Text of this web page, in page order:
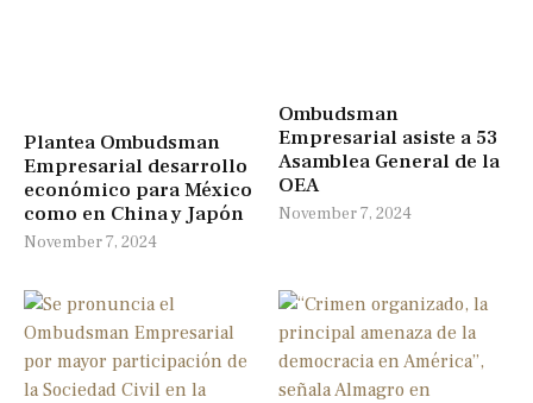
Plantea Ombudsman
Empresarial desarrollo
económico para México
como en China y Japón
November 7, 2024
Ombudsman
Empresarial asiste a 53
Asamblea General de la
OEA
November 7, 2024